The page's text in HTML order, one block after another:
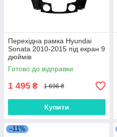
Перехідна рамка Hyundai
Sonata 2010-2015 під екран 9
дюймів
Готово до відправки
1 495 ₴ 1 696 ₴
Купити
–11%